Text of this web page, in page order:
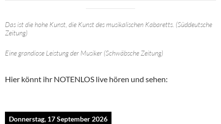
Das ist die hohe Kunst, die Kunst des musikalischen Kabaretts. (Süddeutsche
Zeitung)
Eine grandiose Leistung der Musiker (Schwäbsche Zeitung)
Hier könnt ihr NOTENLOS live hören und sehen:
Donnerstag, 17 September 2026